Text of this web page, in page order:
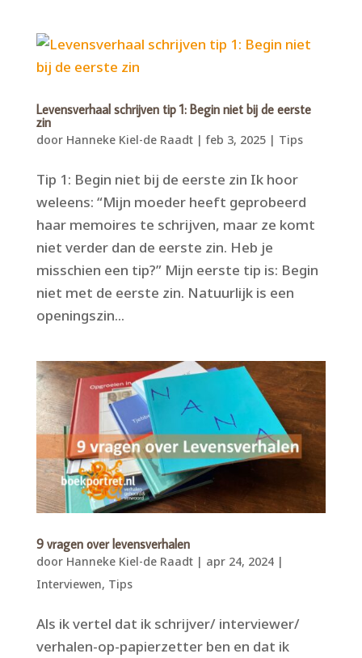
Levensverhaal schrijven tip 1: Begin niet bij de eerste
zin
door Hanneke Kiel-de Raadt|feb 3, 2025| Tips
Tip 1: Begin niet bij de eerste zin Ik hoor
weleens: “Mijn moeder heeft geprobeerd
haar memoires te schrijven, maar ze komt
niet verder dan de eerste zin. Heb je
misschien een tip?” Mijn eerste tip is: Begin
niet met de eerste zin. Natuurlijk is een
openingszin...
9 vragen over levensverhalen
door Hanneke Kiel-de Raadt| apr 24, 2024|
Interviewen, Tips
Als ik vertel dat ik schrijver/ interviewer/
verhalen-op-papierzetter ben en dat ik